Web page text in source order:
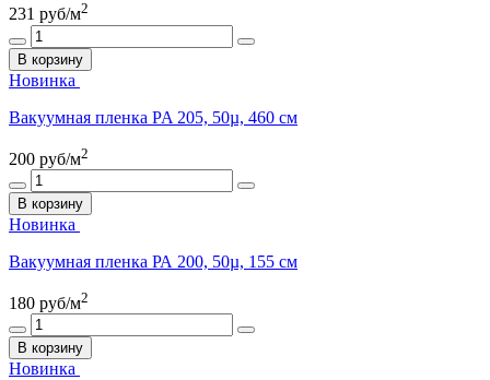
231 руб/м2
В корзину
Новинка
Вакуумная пленка PA 205, 50µ, 460 см
200 руб/м2
В корзину
Новинка
Вакуумная пленка РА 200, 50µ, 155 см
180 руб/м2
В корзину
Новинка